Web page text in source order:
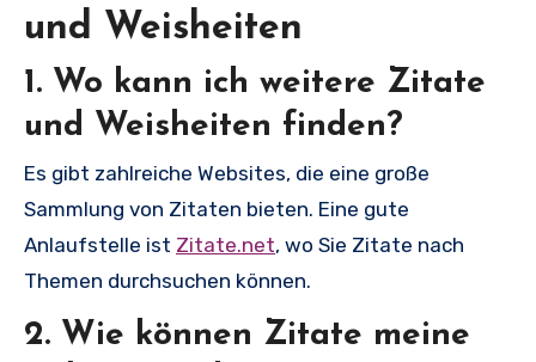
und Weisheiten
1. Wo kann ich weitere Zitate
und Weisheiten finden?
Es gibt zahlreiche Websites, die eine große
Sammlung von Zitaten bieten. Eine gute
Anlaufstelle ist Zitate.net, wo Sie Zitate nach
Themen durchsuchen können.
2. Wie können Zitate meine